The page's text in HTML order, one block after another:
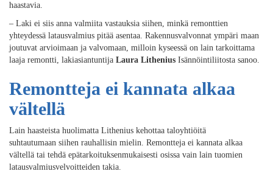
haastavia.
– Laki ei siis anna valmiita vastauksia siihen, minkä remonttien
yhteydessä latausvalmius pitää asentaa. Rakennusvalvonnat ympäri maan
joutuvat arvioimaan ja valvomaan, milloin kyseessä on lain tarkoittama
laaja remontti, lakiasiantuntija Laura Lithenius Isännöintiliitosta sanoo.
Remontteja ei kannata alkaa
vältellä
Lain haasteista huolimatta Lithenius kehottaa taloyhtiöitä
suhtautumaan siihen rauhallisin mielin. Remontteja ei kannata alkaa
vältellä tai tehdä epätarkoituksenmukaisesti osissa vain lain tuomien
latausvalmiusvelvoitteiden takia.